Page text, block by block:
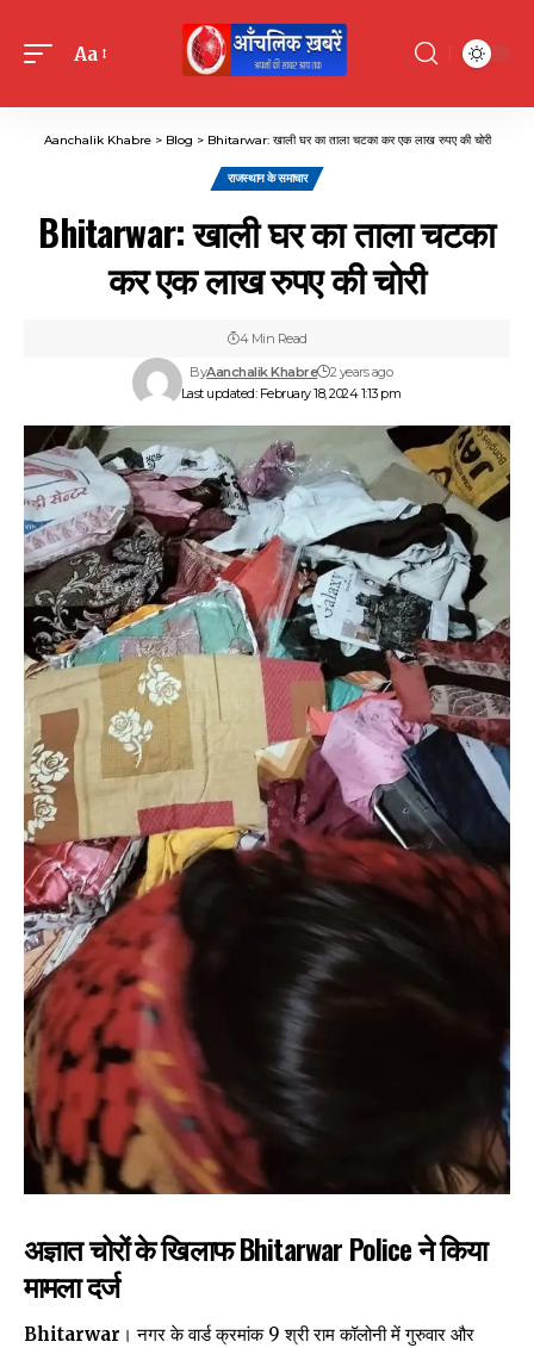
Font
Aa
Aanchalik Khabre> Blog > Bhitarwar: खाली घर का ताला चटका कर एक लाख रुपए की चोरी
राजस्थान के समाचार
Bhitarwar: खाली घर का ताला चटका
कर एक लाख रुपए की चोरी
Last updated: February 18, 2024 1:13 pm
ByAanchalik Khabre 2 years ago
4 Min Read
अज्ञात चोरों के खिलाफ Bhitarwar Police ने किया
मामला दर्ज
Bhitarwar । नगर के वार्ड क्रमांक 9 श्री राम कॉलोनी में गुरुवार और